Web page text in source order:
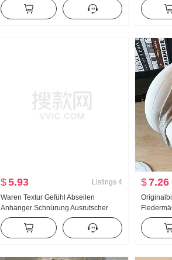
Grundieren Bleistiftrock
Nehmen
$5.93 Listings 4
Waren Textur Gefühl Abseilen
Anhänger Schnürung Ausrutscher
Hosen Damen Hohe Taille Schlank
Gerade Hose Hoch Sex Preis Locker
Klebreis Hosen
$7.26
Schulter
Winter